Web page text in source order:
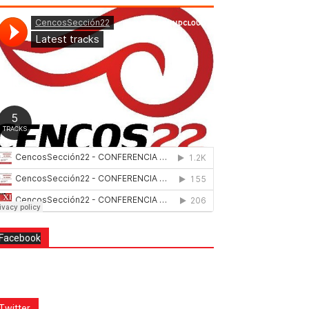
Facebook